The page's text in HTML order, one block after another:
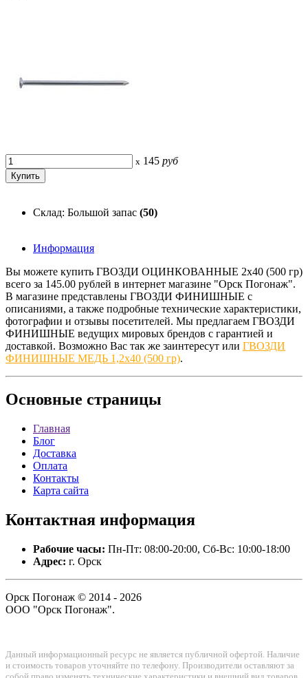
x 145 руб
Склад: Большой запас (50)
Информация
Вы можете купить ГВОЗДИ ОЦИНКОВАННЫЕ 2х40 (500 гр)
всего за 145.00 рублей в интернет магазине "Орск Погонаж".
В магазине представлены ГВОЗДИ ФИНИШНЫЕ с
описаниями, а также подробные технические характеристики,
фотографии и отзывы посетителей. Мы предлагаем ГВОЗДИ
ФИНИШНЫЕ ведущих мировых брендов с гарантией и
доставкой. Возможно Вас так же заинтересут или ГВОЗДИ
ФИНИШНЫЕ МЕДЬ 1,2х40 (500 гр).
Основные страницы
Главная
Блог
Доставка
Оплата
Контакты
Карта сайта
Контактная информация
Рабочие часы: Пн-Пт: 08:00-20:00, Сб-Вс: 10:00-18:00
Адрес: г. Орск
Орск Погонаж © 2014 - 2026
ООО "Орск Погонаж".
Данный информационный ресурс не является публичной офертой. Наличие
и стоимость товаров уточняйте по телефону. Производители оставляют за